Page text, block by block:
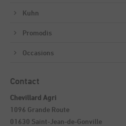
Kuhn
Promodis
Occasions
Contact
Chevillard Agri
1096 Grande Route
01630 Saint-Jean-de-Gonville